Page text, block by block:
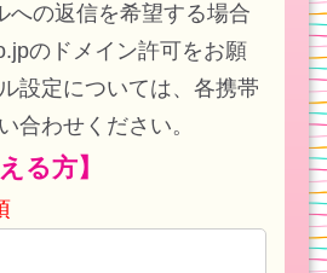
への返信を希望する場合
のドメイン許可をお願
設定については、各携帯
合わせください。
る方】